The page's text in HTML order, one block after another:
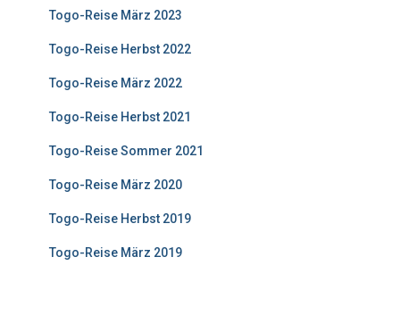
Togo-Reise März 2023
Togo-Reise Herbst 2022
Togo-Reise März 2022
Togo-Reise Herbst 2021
Togo-Reise Sommer 2021
Togo-Reise März 2020
Togo-Reise Herbst 2019
Togo-Reise März 2019